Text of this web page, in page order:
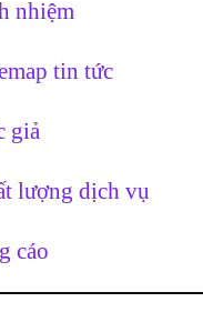
nhiệm
tin tức
giả
lượng dịch vụ
cáo